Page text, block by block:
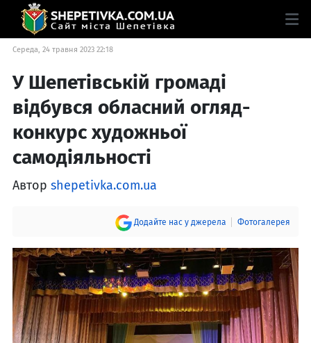
Середа, 24 травня 2023 22:18
У Шепетівській громаді
відбувся обласний огляд-
конкурс художньої
самодіяльності
Автор shepetivka.com.ua
Додайте нас у джерела Фотогалерея